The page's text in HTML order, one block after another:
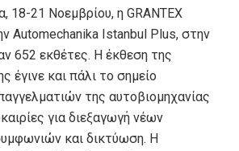
18-21 Νοεμβρίου, η GRANTEX
Automechanika Istanbul Plus, στην
652 εκθέτες. Η έκθεση της
έγινε και πάλι το σημείο
της αυτοβιομηχανίας
για διεξαγωγή νέων
και δικτύωση. Η